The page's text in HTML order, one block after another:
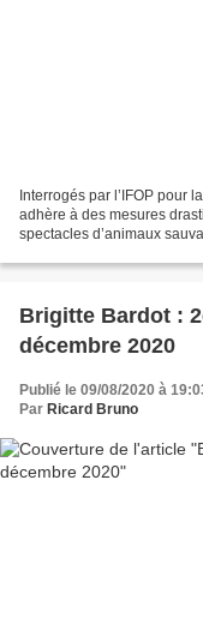
Interrogés par l’IFOP pour
adhère à des mesures
spectacles d’animaux
Brigitte Bardot :
décembre 2020
Publié le 09/08/2020 à
Par Ricard Bruno